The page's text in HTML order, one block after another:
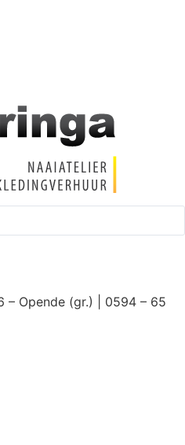
– Opende (gr.) | 0594 – 65